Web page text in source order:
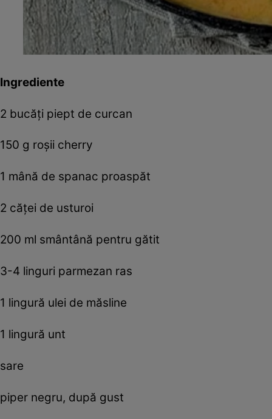
Ingrediente
2 bucăți piept de curcan
150 g roșii cherry
1 mână de spanac proaspăt
2 căței de usturoi
200 ml smântână pentru gătit
3-4 linguri parmezan ras
1 lingură ulei de măsline
1 lingură unt
sare
piper negru, după gust